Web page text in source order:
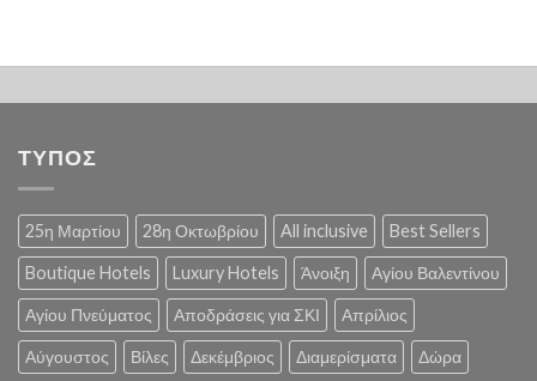
ΤΥΠΟΣ
25η Μαρτίου 28η Οκτωβρίου All inclusive Best Sellers
Boutique Hotels Luxury Hotels Άνοιξη Αγίου Βαλεντίνου
Αγίου Πνεύματος Αποδράσεις για ΣΚΙ Απρίλιος
Αύγουστος Βίλες Δεκέμβριος Διαμερίσματα Δώρα